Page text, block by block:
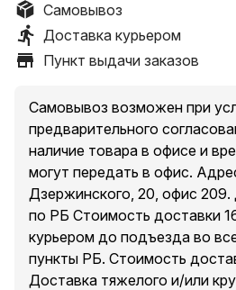
Самовывоз
Доставка курьером
Пункт выдачи заказов
Самовывоз возможен при
предварительного
наличие товара в офисе и
могут передать в офис.
Дзержинского, 20, офис 209.
по РБ Стоимость доставки
курьером до подъезда во
пункты РБ. Стоимость
Доставка тяжелого и/или